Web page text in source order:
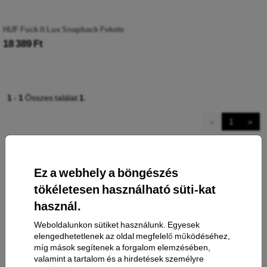
Ez a webhely a böngészés
tökéletesen használható süti-kat
használ.
Weboldalunkon sütiket használunk. Egyesek
elengedhetetlenek az oldal megfelelő működéséhez,
míg mások segítenek a forgalom elemzésében,
valamint a tartalom és a hirdetések személyre
HUF Fuck It Lux Snapback Fekete
18 389 Ft
1 - 1 Összes találat 1
1 »
Elérhetőség